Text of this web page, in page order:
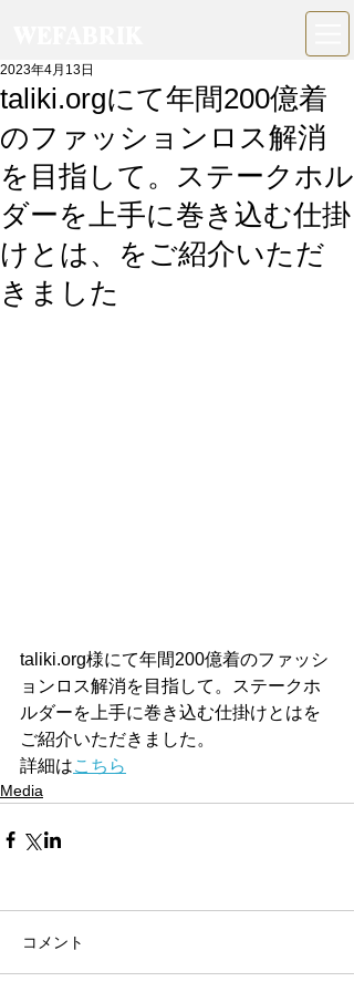
taliki.orgにて年間200億着
のファッションロス解消
を目指して。ステークホル
ダーを上手に巻き込む仕掛
けとは、をご紹介いただ
きました
2023年4月13日
taliki.org様にて年間200億着のファッシ
ョンロス解消を目指して。ステークホ
ルダーを上手に巻き込む仕掛けとはを
ご紹介いただきました。
詳細はこちら
Media
コメント